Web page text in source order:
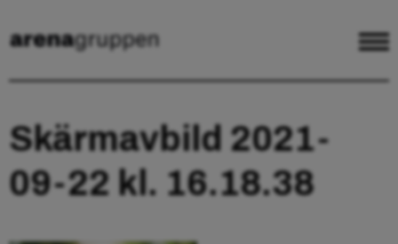
Skärmavbild 2021-
09-22 kl. 16.18.38